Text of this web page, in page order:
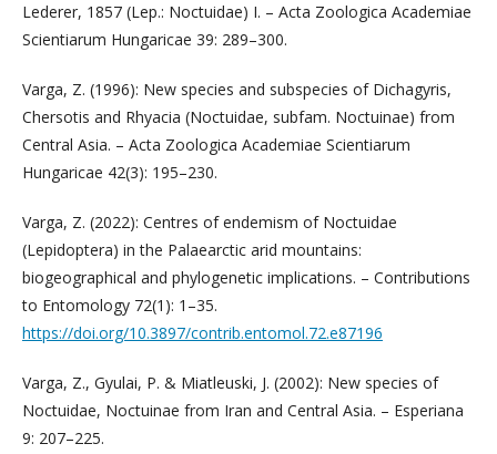
Lederer, 1857 (Lep.: Noctuidae) I. – Acta Zoologica Academiae
Scientiarum Hungaricae 39: 289–300.
Varga, Z. (1996): New species and subspecies of Dichagyris,
Chersotis and Rhyacia (Noctuidae, subfam. Noctuinae) from
Central Asia. – Acta Zoologica Academiae Scientiarum
Hungaricae 42(3): 195–230.
Varga, Z. (2022): Centres of endemism of Noctuidae
(Lepidoptera) in the Palaearctic arid mountains:
biogeographical and phylogenetic implications. – Contributions
to Entomology 72(1): 1–35.
https://doi.org/10.3897/contrib.entomol.72.e87196
Varga, Z., Gyulai, P. & Miatleuski, J. (2002): New species of
Noctuidae, Noctuinae from Iran and Central Asia. – Esperiana
9: 207–225.